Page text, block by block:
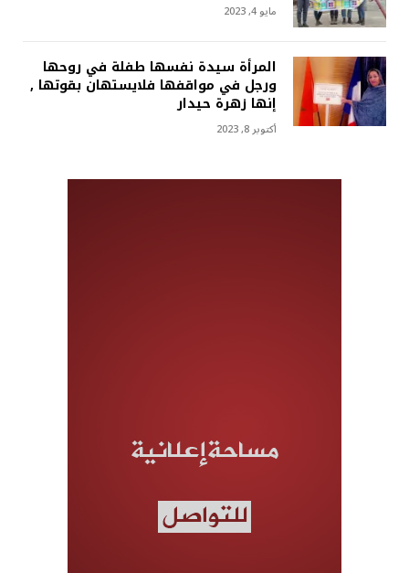
مايو 4, 2023
المرأة سيدة نفسها طفلة في روحها
ورجل في مواقفها فلايستهان بقوتها ,
إنها زهرة حيدار
أكتوبر 8, 2023